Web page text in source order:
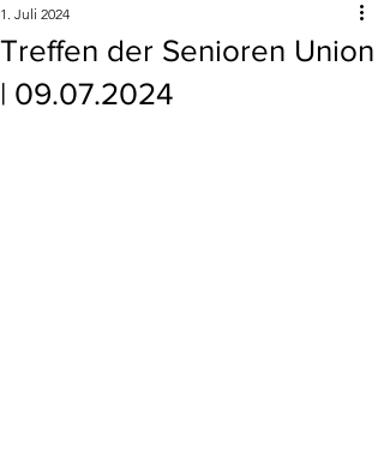
Treffen der Senioren Union
| 09.07.2024
1. Juli 2024